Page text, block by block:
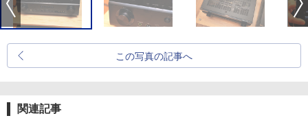
この写真の記事へ
関連記事